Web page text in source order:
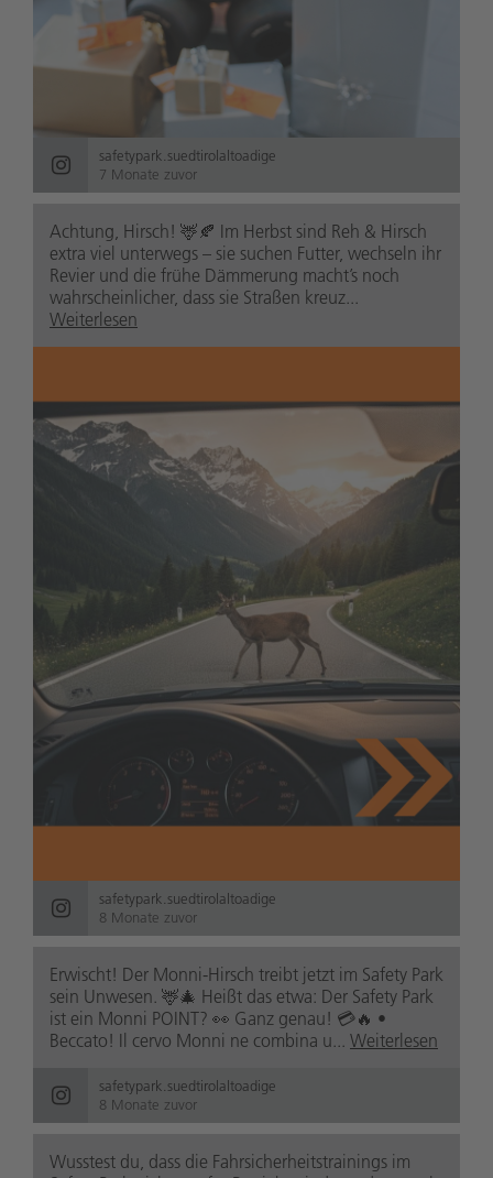
safetypark.suedtirolaltoadige
7 Monate zuvor
Achtung, Hirsch! 🦌🍂 Im Herbst sind Reh & Hirsch
extra viel unterwegs – sie suchen Futter, wechseln ihr
Revier und die frühe Dämmerung macht’s noch
wahrscheinlicher, dass sie Straßen kreuz...
Weiterlesen
safetypark.suedtirolaltoadige
8 Monate zuvor
Erwischt! Der Monni-Hirsch treibt jetzt im Safety Park
sein Unwesen. 🦌🎄 Heißt das etwa: Der Safety Park
ist ein Monni POINT? 👀 Ganz genau! 💳🔥 •
Beccato! Il cervo Monni ne combina u... Weiterlesen
safetypark.suedtirolaltoadige
8 Monate zuvor
Wusstest du, dass die Fahrsicherheitstrainings im